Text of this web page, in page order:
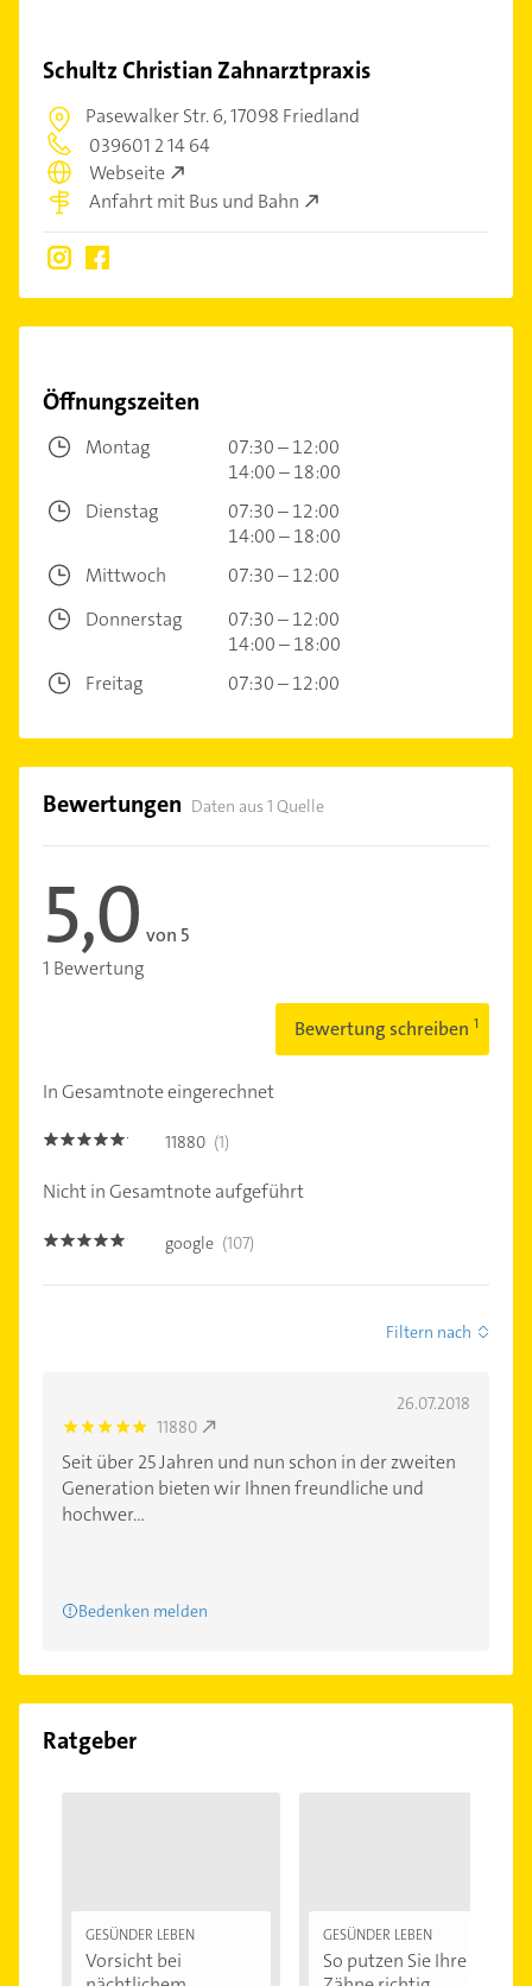
Schultz Christian Zahnarztpraxis
Pasewalker Str. 6,17098 Friedland
039601 2 14 64
Webseite
Anfahrt mit Bus und Bahn
Öffnungszeiten
Montag
07:30 – 12:00
14:00 – 18:00
Dienstag
07:30 – 12:00
14:00 – 18:00
Mittwoch
07:30 – 12:00
Donnerstag
07:30 – 12:00
14:00 – 18:00
Freitag
07:30 – 12:00
Bewertungen Daten aus 1 Quelle
5,0 von 5
1 Bewertung
Bewertung schreiben
In Gesamtnote eingerechnet
5.0 11880 (1)
Nicht in Gesamtnote aufgeführt
4.9 google (107)
Filtern nach
26.07.2018
5.0 11880
Seit über 25 Jahren und nun schon in der zweiten
Generation bieten wir Ihnen freundliche und
hochwer...
Bedenken melden
Ratgeber
GESÜNDER LEBEN
Vorsicht bei
GESÜNDER LEBEN
So putzen Sie Ihre